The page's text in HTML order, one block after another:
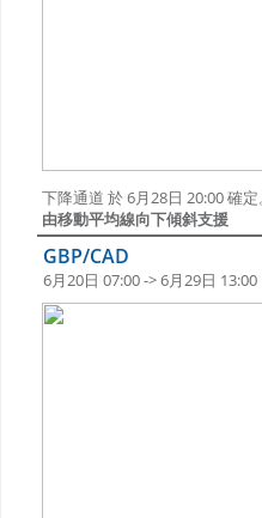
下降通道 於 6月28日 20:00 確
由移動平均線向下傾斜支援
GBP/CAD
6月20日 07:00 -> 6月29日 13:00